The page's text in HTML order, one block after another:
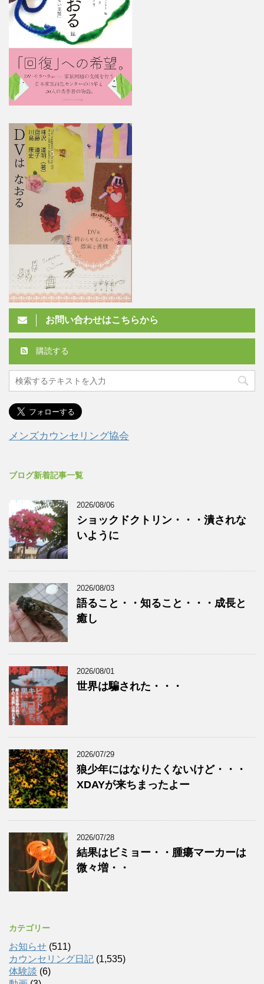
お問い合わせはこちらから
購読する
メンズカウンセリング協会
ブログ新着記事一覧
2026/08/06
ショックドクトリン・・・潰されな
いように
2026/08/03
語ること・・知ること・・・成長と
癒し
2026/08/01
世界は騙された・・・
2026/07/29
狼少年にはなりたくないけど・・・
XDAYが来ちまったよー
2026/07/28
結果はビミョー・・腫瘍マーカーは
微々増・・
カテゴリー
お知らせ (511)
カウンセリング日記 (1,535)
体験談 (6)